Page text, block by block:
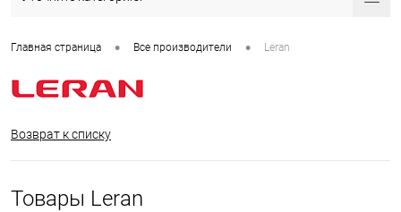
Главная страница • Все производители • Leran
Возврат к списку
Товары Leran